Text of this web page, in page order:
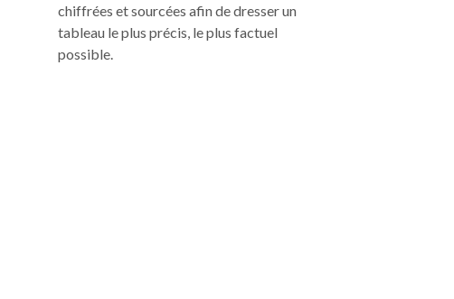
chiffrées et sourcées afin de dresser un
tableau le plus précis, le plus factuel
possible.